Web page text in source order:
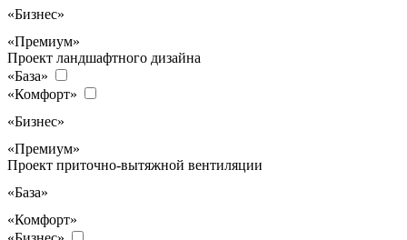
«Бизнес»
«Премиум»
Проект ландшафтного дизайна
«База»
«Комфорт»
«Бизнес»
«Премиум»
Проект приточно-вытяжной вентиляции
«База»
«Комфорт»